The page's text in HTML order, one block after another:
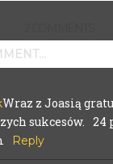
are marked *
Wraz z Joasią
sukcesów. 24
Reply